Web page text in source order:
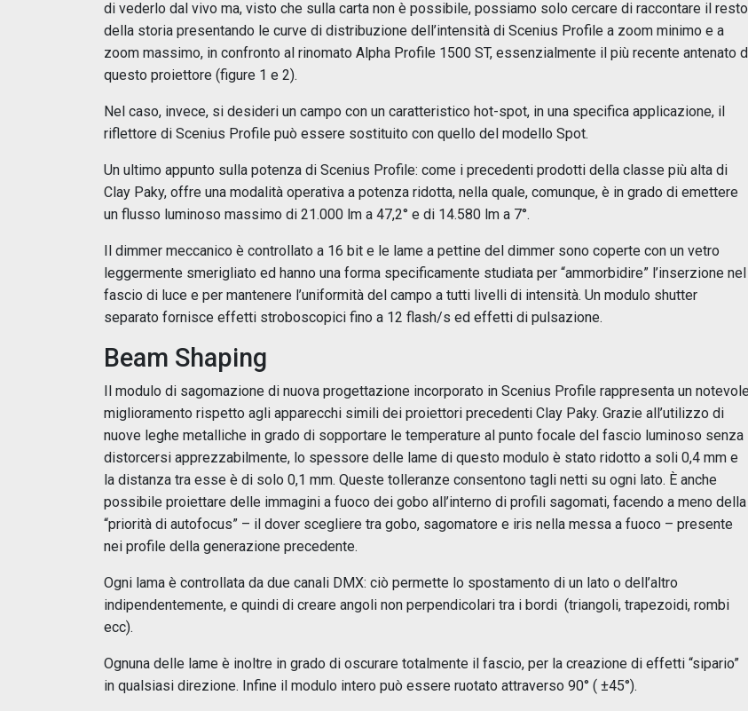
di vederlo dal vivo ma, visto che sulla carta non è possibile, possiamo solo cercare di raccontare il resto
della storia presentando le curve di distribuzione dell’intensità di Scenius Profile a zoom minimo e a
zoom massimo, in confronto al rinomato Alpha Profile 1500 ST, essenzialmente il più recente antenato
questo proiettore (figure 1 e 2).
Nel caso, invece, si desideri un campo con un caratteristico hot-spot, in una specifica applicazione, il
riflettore di Scenius Profile può essere sostituito con quello del modello Spot.
Un ultimo appunto sulla potenza di Scenius Profile: come i precedenti prodotti della classe più alta di
Clay Paky, offre una modalità operativa a potenza ridotta, nella quale, comunque, è in grado di emettere
un flusso luminoso massimo di 21.000 lm a 47,2° e di 14.580 lm a 7°.
Il dimmer meccanico è controllato a 16 bit e le lame a pettine del dimmer sono coperte con un vetro
leggermente smerigliato ed hanno una forma specificamente studiata per “ammorbidire” l’inserzione nel
fascio di luce e per mantenere l’uniformità del campo a tutti livelli di intensità. Un modulo shutter
separato fornisce effetti stroboscopici fino a 12 flash/s ed effetti di pulsazione.
Beam Shaping
Il modulo di sagomazione di nuova progettazione incorporato in Scenius Profile rappresenta un notevole
miglioramento rispetto agli apparecchi simili dei proiettori precedenti Clay Paky. Grazie all’utilizzo di
nuove leghe metalliche in grado di sopportare le temperature al punto focale del fascio luminoso senza
distorcersi apprezzabilmente, lo spessore delle lame di questo modulo è stato ridotto a soli 0,4 mm e
la distanza tra esse è di solo 0,1 mm. Queste tolleranze consentono tagli netti su ogni lato. È anche
possibile proiettare delle immagini a fuoco dei gobo all’interno di profili sagomati, facendo a meno della
“priorità di autofocus” – il dover scegliere tra gobo, sagomatore e iris nella messa a fuoco – presente
nei profile della generazione precedente.
Ogni lama è controllata da due canali DMX: ciò permette lo spostamento di un lato o dell’altro
indipendentemente, e quindi di creare angoli non perpendicolari tra i bordi (triangoli, trapezoidi, rombi
ecc).
Ognuna delle lame è inoltre in grado di oscurare totalmente il fascio, per la creazione di effetti “sipario”
in qualsiasi direzione. Infine il modulo intero può essere ruotato attraverso 90° ( ±45°).